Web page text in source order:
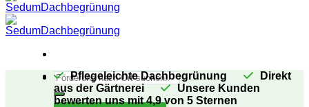
Pflegeleichte Dachbegrünung
Direkt
aus der Gärtnerei
Unsere Kunden
bewerten uns mit 4,9 von 5 Sternen